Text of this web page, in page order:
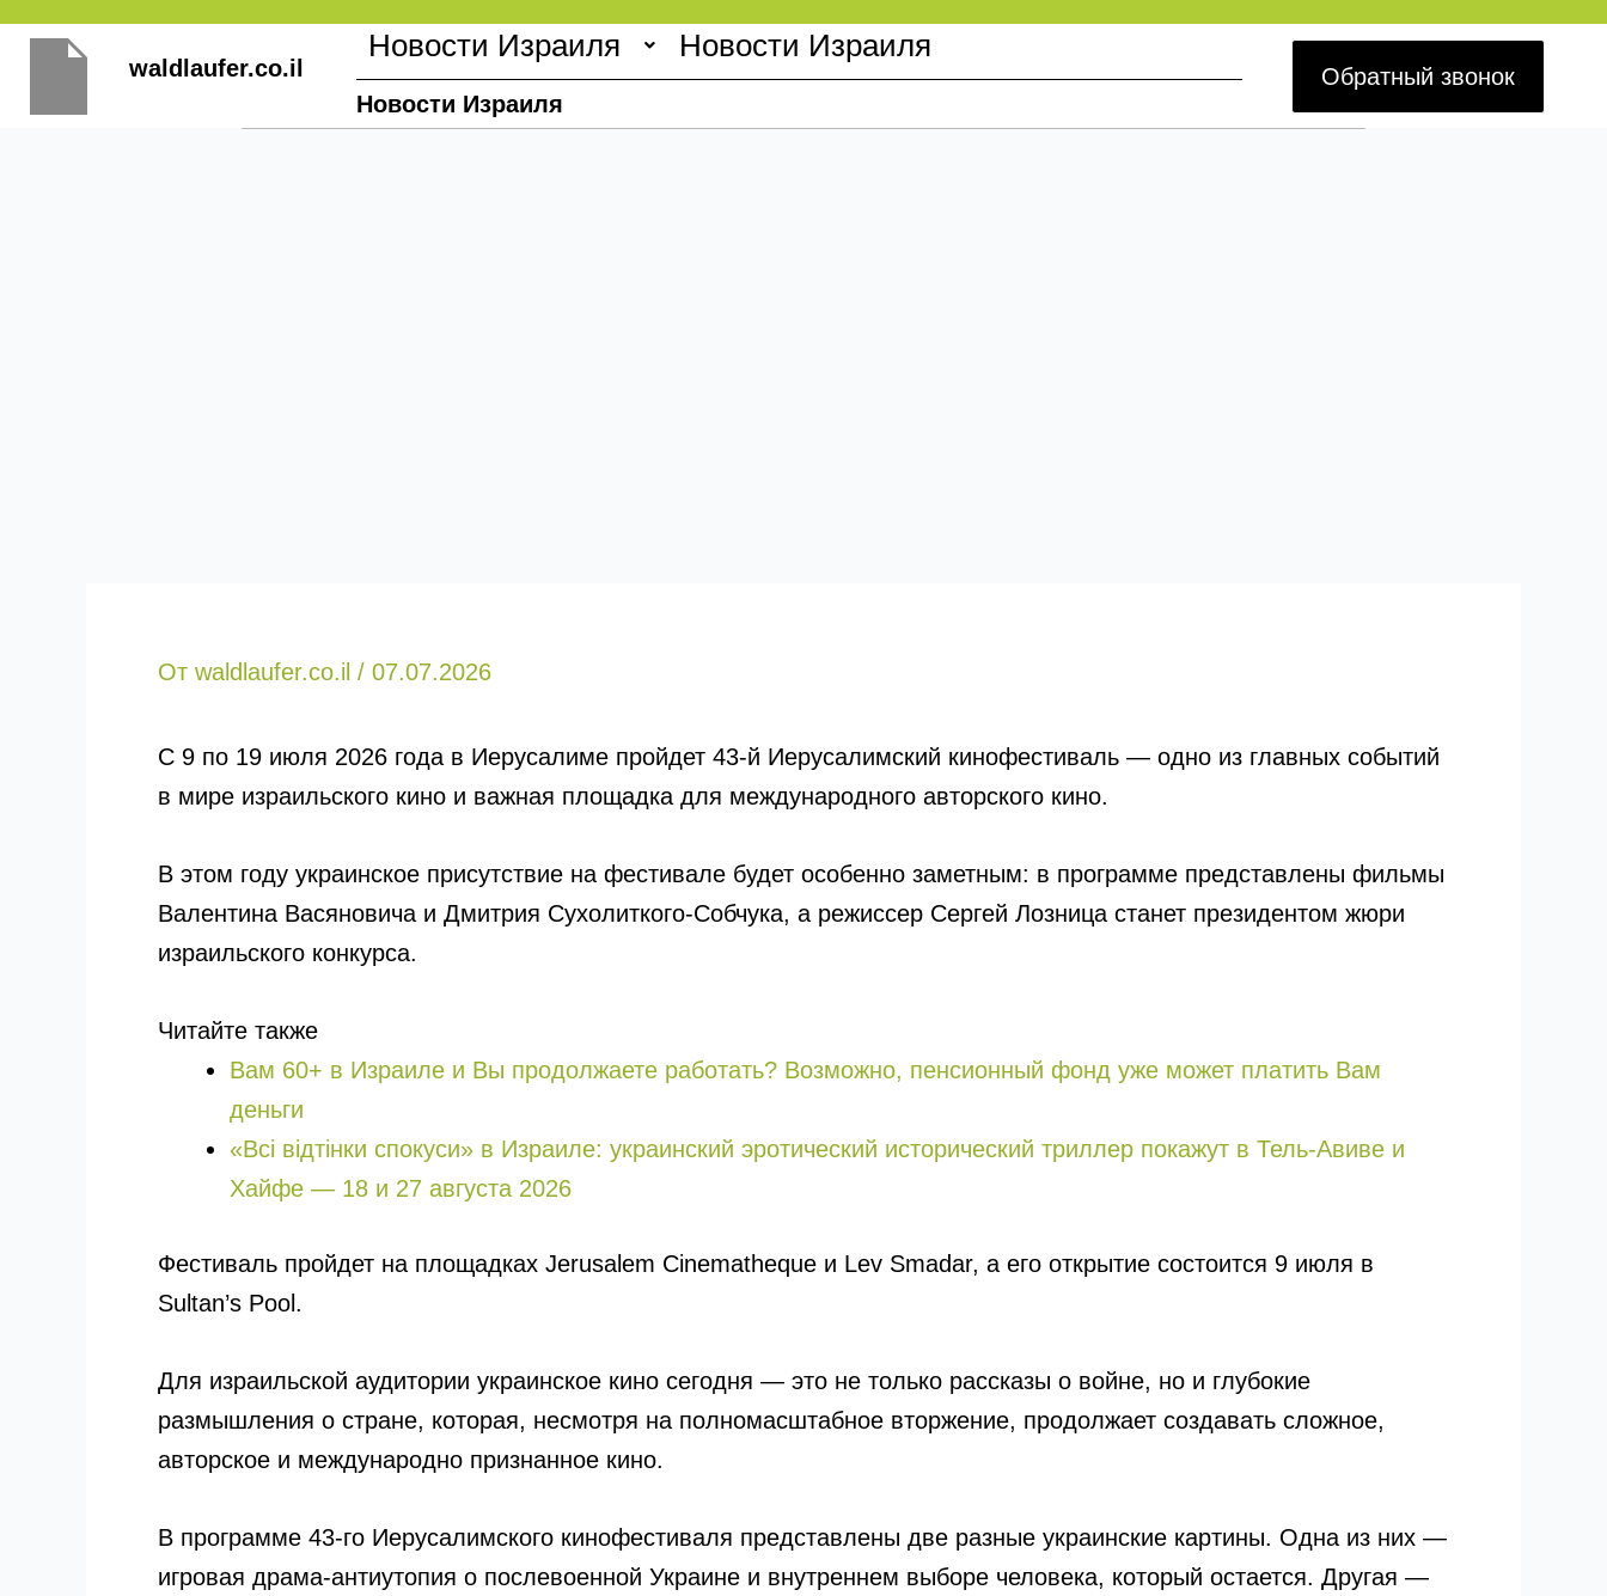
Перейти
waldlaufer.co.il
Новости Израиля Новости Израиля
Новости Израиля
Обратный звонок
От waldlaufer.co.il / 07.07.2026
С 9 по 19 июля 2026 года в Иерусалиме пройдет 43-й Иерусалимский кинофестиваль — одно из главных событий
в мире израильского кино и важная площадка для международного авторского кино.
В этом году украинское присутствие на фестивале будет особенно заметным: в программе представлены фильмы
Валентина Васяновича и Дмитрия Сухолиткого-Собчука, а режиссер Сергей Лозница станет президентом жюри
израильского конкурса.
Читайте также
Вам 60+ в Израиле и Вы продолжаете работать? Возможно, пенсионный фонд уже может платить Вам
деньги
«Всі відтінки спокуси» в Израиле: украинский эротический исторический триллер покажут в Тель-Авиве и
Хайфе — 18 и 27 августа 2026
Фестиваль пройдет на площадках Jerusalem Cinematheque и Lev Smadar, а его открытие состоится 9 июля в
Sultan’s Pool.
Для израильской аудитории украинское кино сегодня — это не только рассказы о войне, но и глубокие
размышления о стране, которая, несмотря на полномасштабное вторжение, продолжает создавать сложное,
авторское и международно признанное кино.
В программе 43-го Иерусалимского кинофестиваля представлены две разные украинские картины. Одна из них —
игровая драма-антиутопия о послевоенной Украине и внутреннем выборе человека, который остается. Другая —